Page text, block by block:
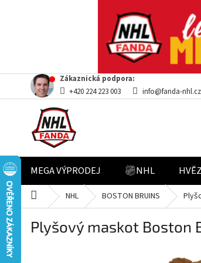
Přejít
obsah
Zákaznická podpora:
+420 224 223 003
info@fanda-nhl.cz
MEGA VÝPRODEJ NHL
Domů NHL BOSTON BRUINS
Plyšový maskot Boston